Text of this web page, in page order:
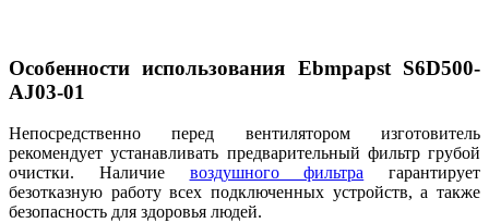
Особенности использования Ebmpapst S6D500-
AJ03-01
Непосредственно перед вентилятором изготовитель
рекомендует устанавливать предварительный фильтр грубой
очистки. Наличие воздушного фильтра гарантирует
безотказную работу всех подключенных устройств, а также
безопасность для здоровья людей.